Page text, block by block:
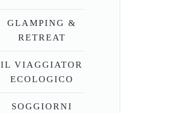
GLAMPING &
RETREAT
IL VIAGGIATOR
ECOLOGICO
SOGGIORNI